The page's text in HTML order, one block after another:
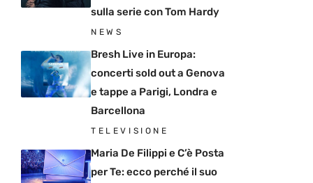
sulla serie con Tom Hardy
NEWS
Bresh Live in Europa:
concerti sold out a Genova
e tappe a Parigi, Londra e
Barcellona
TELEVISIONE
Maria De Filippi e C’è Posta
per Te: ecco perché il suo